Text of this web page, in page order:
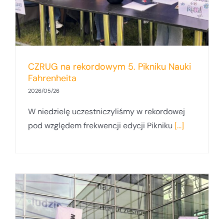
CZRUG na rekordowym 5. Pikniku Nauki
Fahrenheita
2026/05/26
W niedzielę uczestniczyliśmy w rekordowej
pod względem frekwencji edycji Pikniku [...]